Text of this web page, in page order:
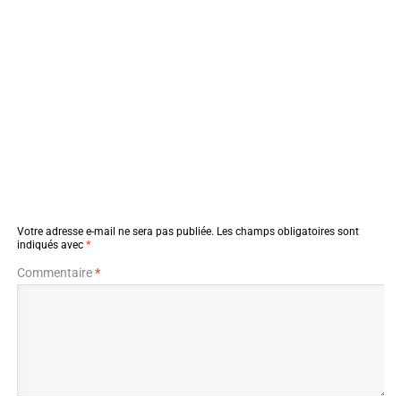
Votre adresse e-mail ne sera pas publiée. Les champs obligatoires sont
indiqués avec *
Commentaire*